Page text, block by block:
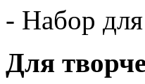
- Набор
Для